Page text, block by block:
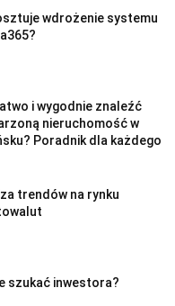
wdrożenie systemu
i wygodnie znaleźć
nieruchomość w
Poradnik dla każdego
trendów na rynku
szukać inwestora?